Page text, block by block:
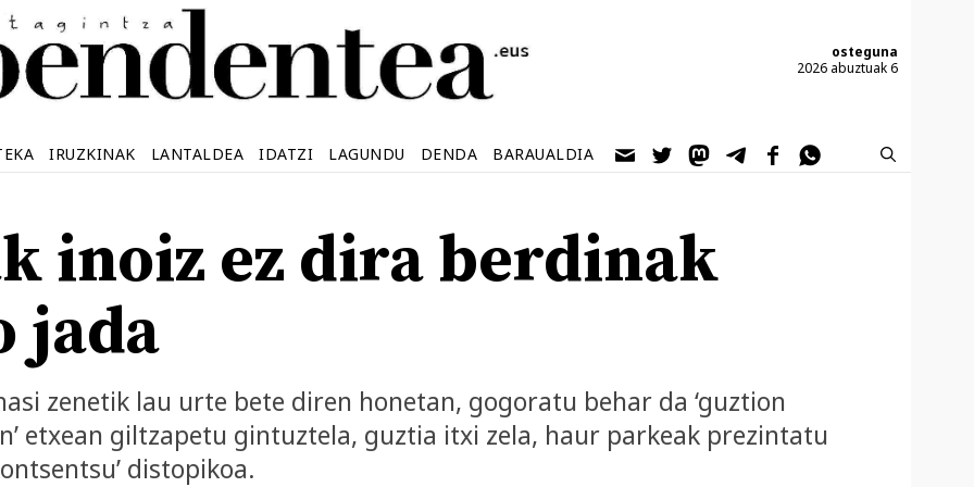
osteguna
2026 abuztuak 6
IRUZKINAK LANTALDEA IDATZI LAGUNDU DENDA BARAUALDIA
inoiz ez dira berdinak
jada
zenetik lau urte bete diren honetan, gogoratu behar da ‘guztion
etxean giltzapetu gintuztela, guztia itxi zela, haur parkeak prezintatu
distopikoa.